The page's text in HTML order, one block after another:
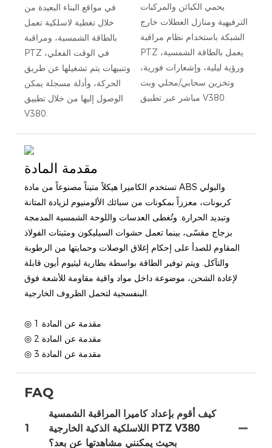
في مواقع البناء البعيدة من
خلال تغطية لاسلكية تعمل
بالطاقة الشمسية، ومراقبة
PTZ في الوقت الفعلي،
وتنبيهات يتم تشغيلها عن طريق
الحركة، وأدلة مسجلة يمكن
الوصول إليها من خلال تطبيق
V380.
يحمي الكبائن والمركبات
الترفيهية ومنازل العطلات خارج
الشبكة باستخدام نظام مراقبة
PTZ يعمل بالطاقة الشمسية،
ورؤية ليلية، وإشعارات فورية،
وتخزين سحابي/محلي وبث
مباشر عبر تطبيق V380.
مقدمة المادة
تستخدم الكاميرا هيكلاً متيناً مصنوعاً من مادة ABS والبولي
كربونات، معززاً بمكونات من سبائك الألومنيوم لزيادة المتانة
وتبديد الحرارة. وتُغطى العدسات واللوحة الشمسية المدمجة
بزجاج مقسّى، بينما تعمل حشوات السيليكون ومثبتات الفولاذ
المقاوم للصدأ على إحكام إغلاق الوصلات وحمايتها من الرطوبة
والتآكل. ويتم توفير الطاقة بواسطة بطارية ليثيوم أيون قابلة
لإعادة الشحن، موضوعة داخل مواد واقية مقاومة للأشعة فوق
البنفسجية لتحمل الظروف الخارجية.
◎ مقدمة عن المادة 1
◎ مقدمة عن المادة 2
◎ مقدمة عن المادة 3
FAQ
1
كيف أقوم بإعداد كاميرا المراقبة الشمسية
اللاسلكية الذكية الخارجية PTZ V380
بحيث يمكنني مشاهدتها عن بعد؟